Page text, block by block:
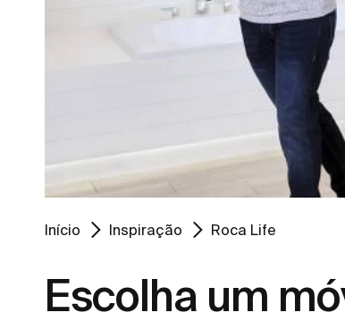
Início Inspiração Roca Life
Escolha um